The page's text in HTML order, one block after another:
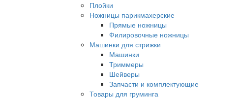
Плойки
Ножницы парикмахерские
Прямые ножницы
Филировочные ножницы
Машинки для стрижки
Машинки
Триммеры
Шейверы
Запчасти и комплектующие
Товары для груминга